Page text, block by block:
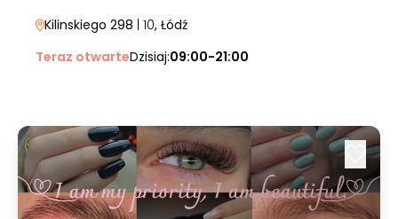
Kilinskiego 298 | 10, Łódź
Teraz otwarteDzisiaj:09:00-21:00